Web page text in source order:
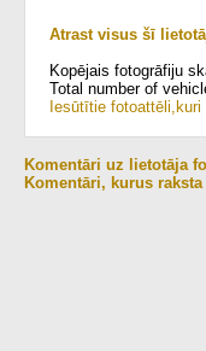
Atrast visus šī
Kopējais fotogrāfiju
Total number of
Iesūtītie
Komentāri uz lietotāja
Komentāri, kurus